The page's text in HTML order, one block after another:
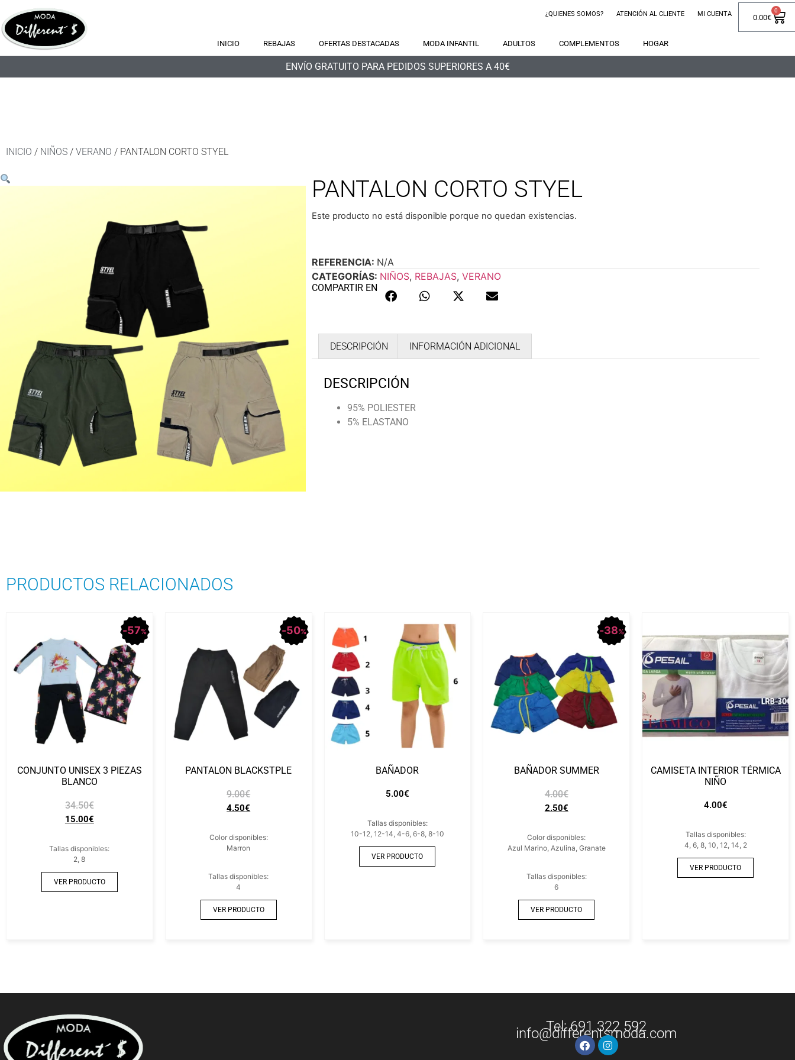
¿QUIENES SOMOS? ATENCIÓN AL CLIENTE MI CUENTA 0.00€
0
INICIO REBAJAS OFERTAS DESTACADAS MODA INFANTIL ADULTOS COMPLEMENTOS HOGAR
ENVÍO GRATUITO PARA PEDIDOS SUPERIORES A 40€
INICIO / NIÑOS / VERANO / PANTALON CORTO STYEL
PANTALON CORTO STYEL
Este producto no está disponible porque no quedan existencias.
REFERENCIA: N/A
CATEGORÍAS: NIÑOS, REBAJAS,VERANO
COMPARTIR EN
DESCRIPCIÓN INFORMACIÓN ADICIONAL
DESCRIPCIÓN
95% POLIESTER
5% ELASTANO
PRODUCTOS RELACIONADOS
57%
CONJUNTO UNISEX 3 PIEZAS
BLANCO
34.50€
15.00€
Tallas disponibles:
2, 8
VER PRODUCTO
50%
PANTALON BLACKSTPLE
9.00€
4.50€
Color disponibles:
Marron
Tallas disponibles:
4
VER PRODUCTO
BAÑADOR
5.00€
Tallas disponibles:
10-12, 12-14, 4-6, 6-8, 8-10
VER PRODUCTO
38%
BAÑADOR SUMMER
4.00€
2.50€
Color disponibles:
Azul Marino, Azulina, Granate
Tallas disponibles:
6
VER PRODUCTO
CAMISETA INTERIOR TÉRMICA
NIÑO
4.00€
Tallas disponibles:
4, 6, 8, 10, 12, 14, 2
VER PRODUCTO
Tel: 691 322 592
info@differentsmoda.com